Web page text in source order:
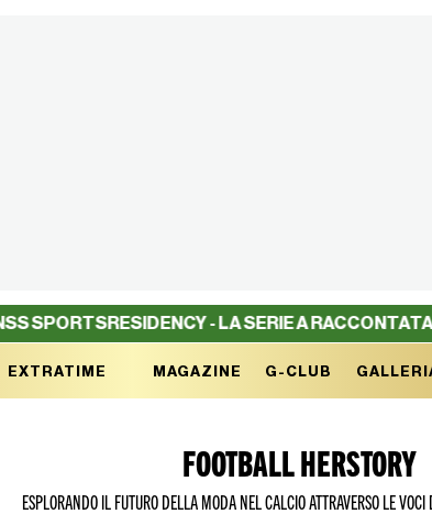
RESIDENCY - LA SERIE A RACCONTATA DA NSS
EXTRATIME MAGAZINE G-CLUB
FOOTBALL HERSTORY
ESPLORANDO IL FUTURO DELLA MODA NEL CALCIO ATTRAVERSO LE